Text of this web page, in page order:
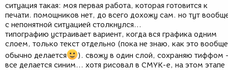
н
и
я
ситуация такая: моя первая работа, которая готовится к
печати. помощников нет, до всего дохожу сам. но тут
с непонятной ситуацией столкнулся...
типографию устраивает вариент, когда вся графика одним
слоем, только текст отдельно (пока не знаю, как это вообще
обычно делается
). свожу в один слой, сохраняю тиффом
все делается синим... хотя рисовал в CMYK-е, на этом этапе